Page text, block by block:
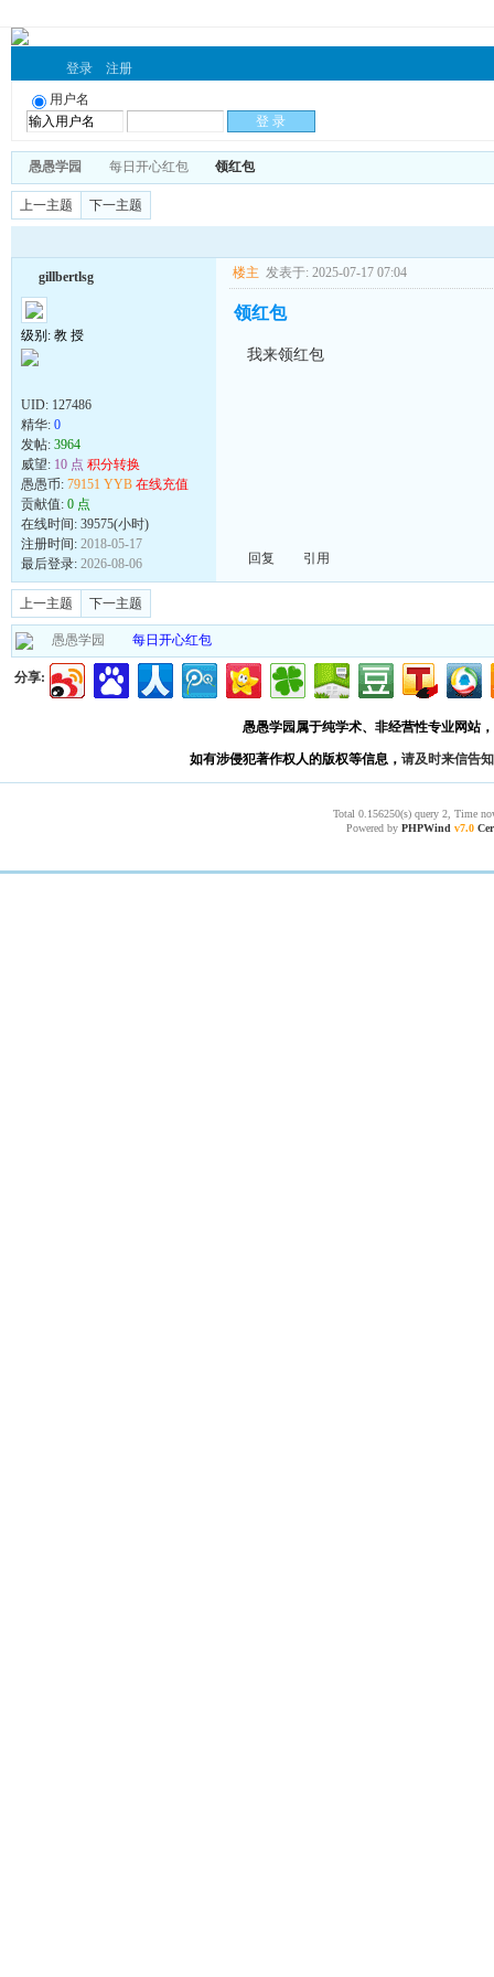
登录 注册
用户名
愚愚学园 每日开心红包 领红包
上一主题 下一主题
gillbertlsg
级别: 教 授
UID: 127486
精华: 0
发帖: 3964
威望: 10 点 积分转换
愚愚币: 79151 YYB 在线充值
贡献值: 0 点
在线时间: 39575(小时)
注册时间: 2018-05-17
最后登录: 2026-08-06
楼主 发表于: 2025-07-17 07:04
领红包
我来领红包
回复 引用
上一主题 下一主题
愚愚学园 每日开心红包
分享:
愚愚学园属于纯学术、非经营性专业网站
如有涉侵犯著作权人的版权等信息， 请及时来信告知
Total 0.156250(s) query 2, Time
Powered by PHPWind v7.0